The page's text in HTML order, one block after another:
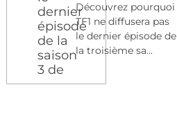
Découvrez pourquoi
TF1 ne diffusera pas
le dernier épisode de
la troisième sa...